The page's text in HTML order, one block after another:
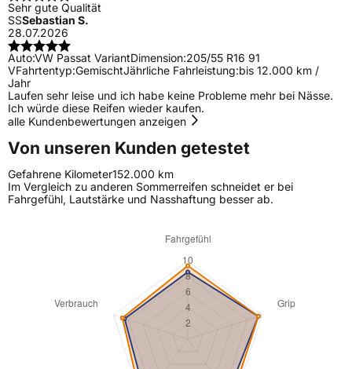
Sehr gute Qualität
SSSebastian S.
28.07.2026
Auto:VW Passat VariantDimension:205/55 R16 91
VFahrtentyp:GemischtJährliche Fahrleistung:bis 12.000 km /
Jahr
Laufen sehr leise und ich habe keine Probleme mehr bei Nässe.
Ich würde diese Reifen wieder kaufen.
alle Kundenbewertungen anzeigen
Von unseren Kunden getestet
Gefahrene Kilometer152.000 km
Im Vergleich zu anderen Sommerreifen schneidet er bei
Fahrgefühl, Lautstärke und Nasshaftung besser ab.